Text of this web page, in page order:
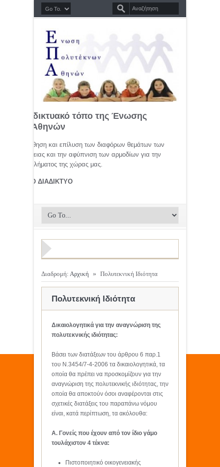
διαδικτυακό τόπο της Ένωσης
Αθηνών
προώθηση και επίλυση των διαφόρων θεμάτων των
οικογένειας και την αφύπνιση των αρμοδίων για την
προβλήματος της χώρας μας.
ΣΤΟ ΔΙΑΔΙΚΤΥΟ
Διαδρομή: Αρχική » Πολυτεκνική Ιδιότητα
Πολυτεκνική Ιδιότητα
Δικαιολογητικά για την αναγνώριση της
πολυτεκνικής ιδιότητας:
Βάσει των διατάξεων του άρθρου 6 παρ.1
του Ν.3454/7-4-2006 τα δικαιολογητικά, τα
οποία θα πρέπει να προσκομίζουν για την
αναγνώριση της πολυτεκνικής ιδιότητας, την
οποία θα αποκτούν όσοι αναφέρονται στις
σχετικές διατάξεις του παραπάνω νόμου
είναι, κατά περίπτωση, τα ακόλουθα:
A. Γονείς που έχουν από τον ίδιο γάμο
τουλάχιστον 4 τέκνα:
Πιστοποιητικό οικογενειακής